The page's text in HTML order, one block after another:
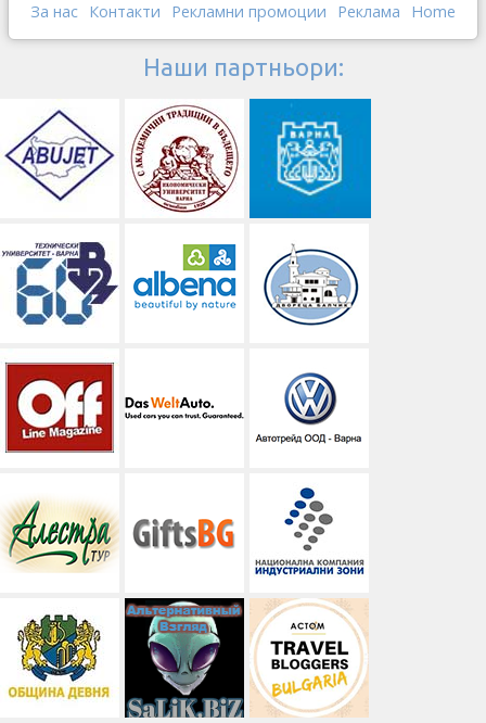
За нас Контакти Рекламни промоции Реклама Home
Наши партньори: